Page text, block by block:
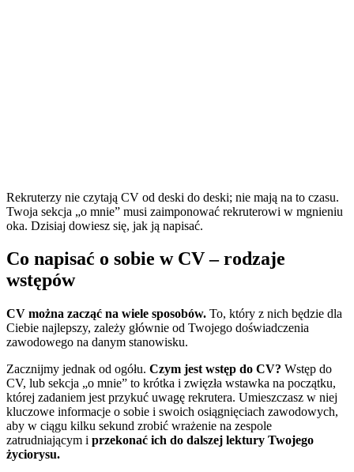
Rekruterzy nie czytają CV od deski do deski; nie mają na to czasu.
Twoja sekcja „o mnie” musi zaimponować rekruterowi w mgnieniu
oka. Dzisiaj dowiesz się, jak ją napisać.
Co napisać o sobie w CV – rodzaje
wstępów
CV można zacząć na wiele sposobów. To, który z nich będzie dla
Ciebie najlepszy, zależy głównie od Twojego doświadczenia
zawodowego na danym stanowisku.
Zacznijmy jednak od ogółu. Czym jest wstęp do CV? Wstęp do
CV, lub sekcja „o mnie” to krótka i zwięzła wstawka na początku,
której zadaniem jest przykuć uwagę rekrutera. Umieszczasz w niej
kluczowe informacje o sobie i swoich osiągnięciach zawodowych,
aby w ciągu kilku sekund zrobić wrażenie na zespole
zatrudniającym i przekonać ich do dalszej lektury Twojego
życiorysu.